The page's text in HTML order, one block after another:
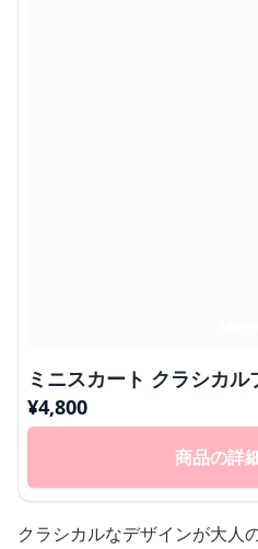
ミニスカート クラシカ
¥4,800
商品の詳
クラシカルなデザインが大人